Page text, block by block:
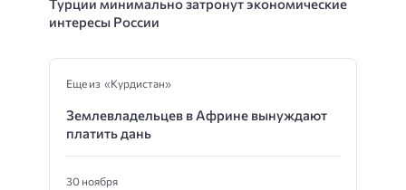
Турции минимально затронут экономические
интересы России
Еще из «Курдистан»
Землевладельцев в Африне вынуждают
платить дань
30 ноября